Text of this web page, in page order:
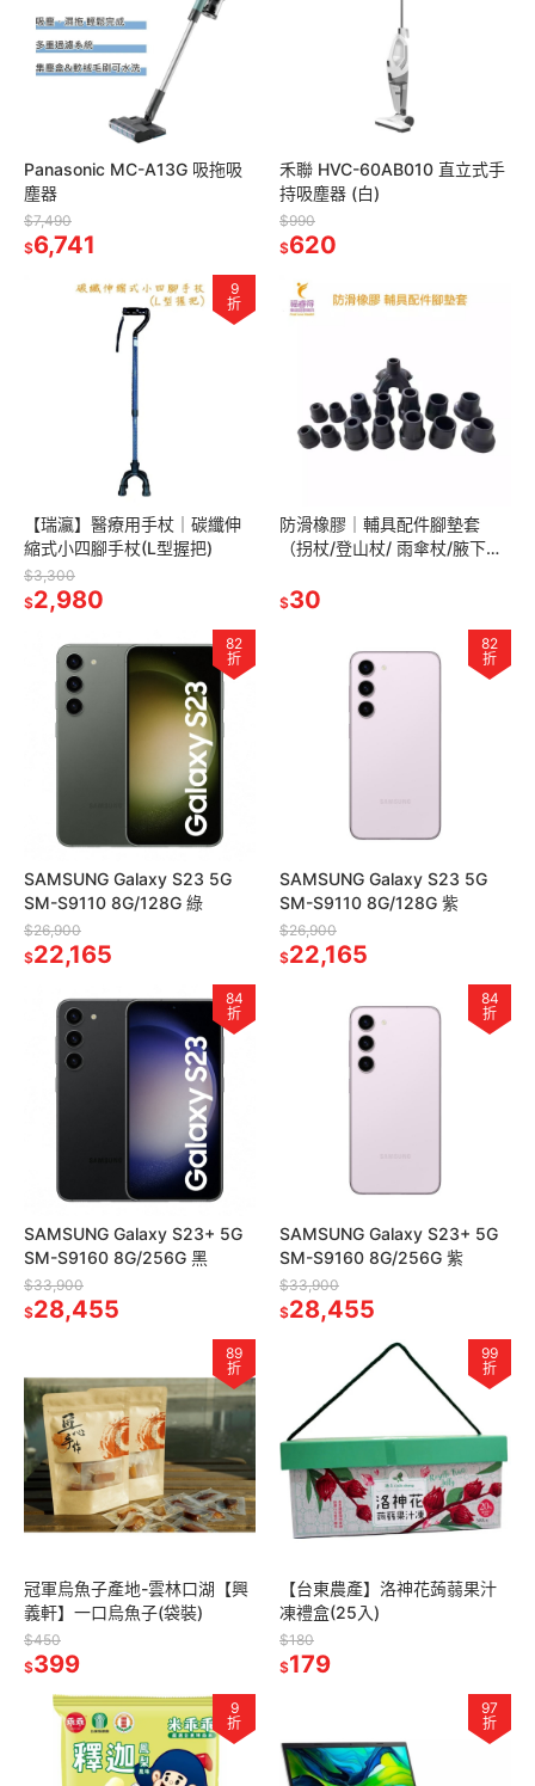
Panasonic MC-A13G 吸拖吸
塵器
$7,490
$6,741
禾聯 HVC-60AB010 直立式手
持吸塵器 (白)
$990
$620
9
折
【瑞瀛】醫療用手杖｜碳纖伸
縮式小四腳手杖(L型握把)
$3,300
$2,980
防滑橡膠｜輔具配件腳墊套
（拐杖/登山杖/ 雨傘杖/腋下拐/
橡膠腳墊)
$30
82
折
SAMSUNG Galaxy S23 5G
SM-S9110 8G/128G 綠
$26,900
$22,165
82
折
SAMSUNG Galaxy S23 5G
SM-S9110 8G/128G 紫
$26,900
$22,165
84
折
SAMSUNG Galaxy S23+ 5G
SM-S9160 8G/256G 黑
$33,900
$28,455
84
折
SAMSUNG Galaxy S23+ 5G
SM-S9160 8G/256G 紫
$33,900
$28,455
89
折
冠軍烏魚子產地-雲林口湖【興
義軒】一口烏魚子(袋裝)
$450
$399
99
折
【台東農產】洛神花蒟蒻果汁
凍禮盒(25入)
$180
$179
9
折
97
折